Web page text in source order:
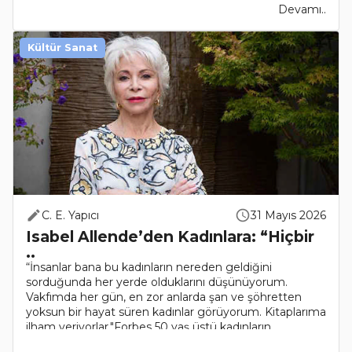
Devamı..
C. E. Yapıcı 31 Mayıs 2026
Isabel Allende’den Kadınlara: “Hiçbir
..
“İnsanlar bana bu kadınların nereden geldiğini
sorduğunda her yerde olduklarını düşünüyorum.
Vakfımda her gün, en zor anlarda şan ve şöhretten
yoksun bir hayat süren kadınlar görüyorum. Kitaplarıma
ilham veriyorlar."Forbes 50 yaş üstü kadınların..
Kültür Sanat